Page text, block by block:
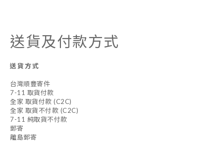
送貨及付款方式
送貨方式
台灣順豐寄件
7-11 取貨付款
全家 取貨付款 (C2C)
全家 取貨不付款 (C2C)
7-11 純取貨不付款
郵寄
離島郵寄